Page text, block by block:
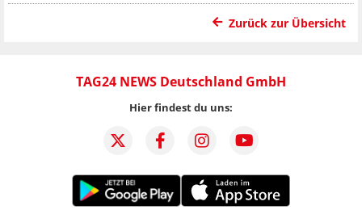
Zurück zur Übersicht
TAG24 NEWS Deutschland GmbH
Hier findest du uns: